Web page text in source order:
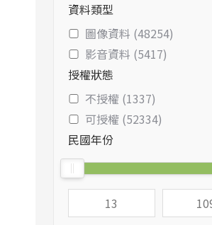
資料類型
圖像資料 (48254)
影音資料 (5417)
授權狀態
不授權 (1337)
可授權 (52334)
民國年份